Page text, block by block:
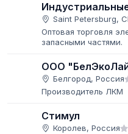
Saint Petersburg,
Оптовая торговля
запасными частями.
ООО
Белгород, Россия
Производитель ЛКМ
Стимул
Королев, Россия